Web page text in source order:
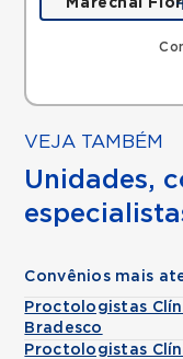
Marechal
Avenida
e Cinco de
25075025 •
VEJA TAMBÉM
Unidades,
Convênios mais
Proctologistas
Bradesco
Proctologistas